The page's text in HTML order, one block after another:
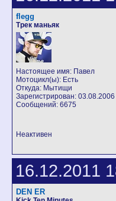
flegg
Трек маньяк
Настоящее имя: Павел
Мотоцикл(ы): Есть
Откуда: Мытищи
Зарегистрирован: 03.08.2006
Сообщений: 6675
Неактивен
16.12.2011
DEN ER